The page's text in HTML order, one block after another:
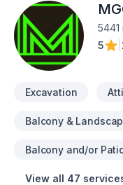
5441
5
Excavation
Balcony &
Balcony and/or
View all 47